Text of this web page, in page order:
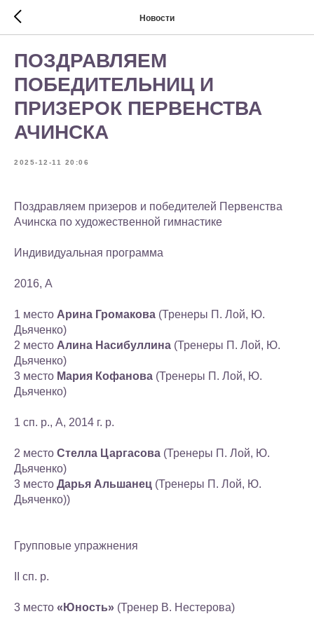
Новости
ПОЗДРАВЛЯЕМ
ПОБЕДИТЕЛЬНИЦ И
ПРИЗЕРОК ПЕРВЕНСТВА
АЧИНСКА
2025-12-11 20:06
Поздравляем призеров и победителей Первенства
Ачинска по художественной гимнастике
Индивидуальная программа
2016, А
1 место Арина Громакова (Тренеры П. Лой, Ю.
Дьяченко)
2 место Алина Насибуллина (Тренеры П. Лой, Ю.
Дьяченко)
3 место Мария Кофанова (Тренеры П. Лой, Ю.
Дьяченко)
1 сп. р., А, 2014 г. р.
2 место Стелла Царгасова (Тренеры П. Лой, Ю.
Дьяченко)
3 место Дарья Альшанец (Тренеры П. Лой, Ю.
Дьяченко))
Групповые упражнения
II сп. р.
3 место «Юность» (Тренер В. Нестерова)